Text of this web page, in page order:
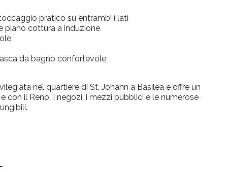
pratico su entrambi i lati
piano cottura a induzione
da bagno confortevole
nel quartiere di St. Johann a Basilea e offre un
il Reno. I negozi, i mezzi pubblici e le numerose